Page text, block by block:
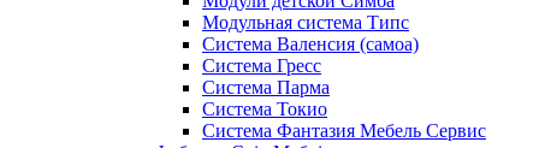
Модульная система Типс
Система Валенсия (самоа)
Система Гресс
Система Парма
Система Токио
Система Фантазия Мебель Сервис